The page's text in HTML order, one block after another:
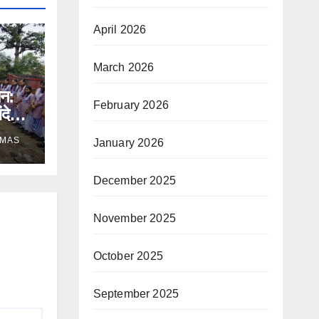
April 2026
March 2026
February 2026
January 2026
December 2025
November 2025
October 2025
September 2025